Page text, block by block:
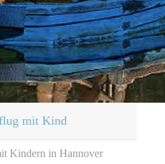
mit Kind
Kindern in Hannover